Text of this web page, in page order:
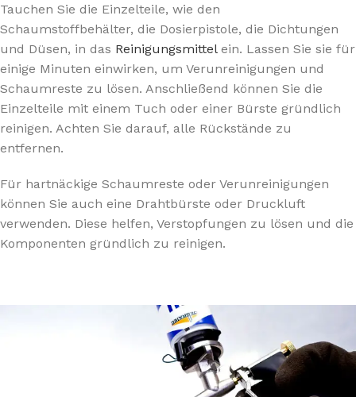
Tauchen Sie die Einzelteile, wie den
Schaumstoffbehälter, die Dosierpistole, die Dichtungen
und Düsen, in das Reinigungsmittelein. Lassen Sie sie für
einige Minuten einwirken, um Verunreinigungen und
Schaumreste zu lösen. Anschließend können Sie die
Einzelteile mit einem Tuch oder einer Bürste gründlich
reinigen. Achten Sie darauf, alle Rückstände zu
entfernen.
Für hartnäckige Schaumreste oder Verunreinigungen
können Sie auch eine Drahtbürste oder Druckluft
verwenden. Diese helfen, Verstopfungen zu lösen und die
Komponenten gründlich zu reinigen.